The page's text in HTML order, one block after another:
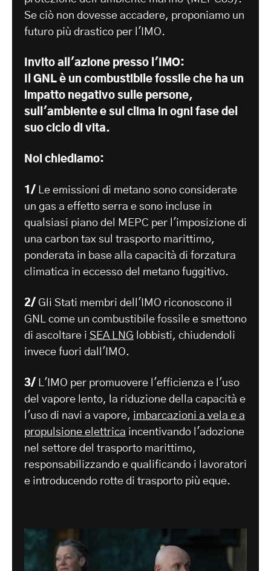
Se ciò non dovesse accadere, proponiamo un
futuro più drastico per l'IMO.
Invito all'azione presso l'IMO:
Il GNL è un combustibile fossile che ha un
impatto negativo sulle persone,
sull'ambiente e sul clima in ogni fase del
suo ciclo di vita.
Noi chiediamo:
1/ Le emissioni di metano sono considerate
un gas a effetto serra e sono incluse in
qualsiasi piano del MEPC per l'imposizione di
una carbon tax sul trasporto marittimo,
ponderata in base alla capacità di forzatura
climatica in eccesso del metano fuggitivo.
2/ Gli Stati membri dell'IMO riconoscono il
GNL come un combustibile fossile e smettono
di ascoltare i SEA LNG lobbisti, chiudendoli
invece fuori dall'IMO.
3/ L'IMO per promuovere l'efficienza e l'uso
del vapore lento, la riduzione della capacità e
l'uso di navi a vapore, imbarcazioni a vela e a
propulsione elettrica incentivando l'adozione
nel settore del trasporto marittimo,
responsabilizzando e qualificando i lavoratori
e introducendo rotte di trasporto più eque.